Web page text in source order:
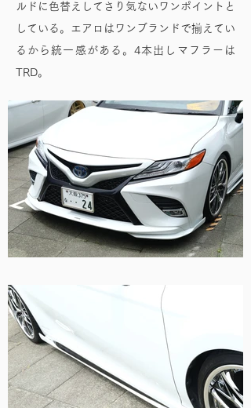
ルドに色替えしてさり気ないワンポイントと
している。エアロはワンブランドで揃えてい
るから統一感がある。4本出しマフラーは
TRD。